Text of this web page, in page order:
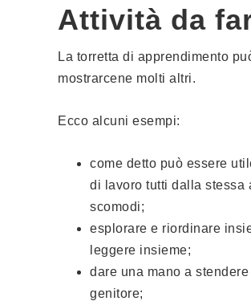
Attività da
La torretta di apprendimento
mostrarcene molti altri.
Ecco alcuni esempi:
come detto può essere
di lavoro tutti dalla stessa
scomodi;
esplorare e riordinare
leggere insieme;
dare una mano a
genitore;